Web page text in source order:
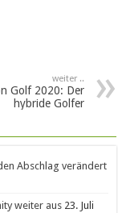
weiter ..
Golf 2020: Der
hybride Golfer
Abschlag verändert
weiter aus 23. Juli